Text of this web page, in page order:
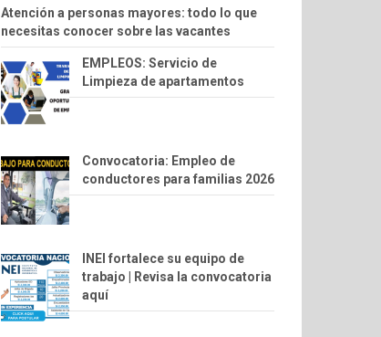
Atención a personas mayores: todo lo que
necesitas conocer sobre las vacantes
EMPLEOS: Servicio de
Limpieza de apartamentos
Convocatoria: Empleo de
conductores para familias 2026
INEI fortalece su equipo de
trabajo | Revisa la convocatoria
aquí